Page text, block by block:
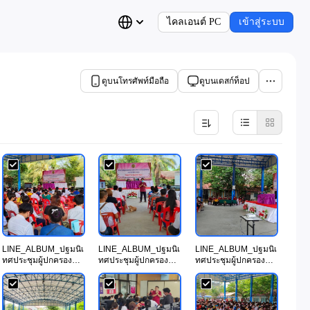
ไคลเอนต์ PC เข้าสู่ระบบ
ดูบนโทรศัพท์มือถือ ดูบนเดสก์ท็อป
LINE_ALBUM_ปฐมนิเ
ทศประชุมผู้ปกครอง
ใหม่66_230501_7.jpg
LINE_ALBUM_ปฐมนิเ
ทศประชุมผู้ปกครอง
ใหม่66_230501_8.jpg
LINE_ALBUM_ปฐมนิเ
ทศประชุมผู้ปกครอง
ใหม่66_230501_9.jpg